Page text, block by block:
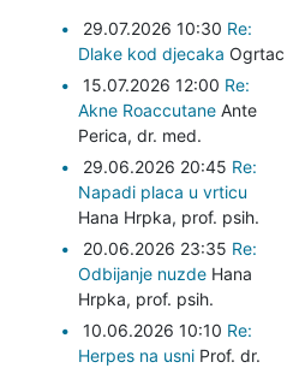
29.07.2026 10:30 Re:
Dlake kod djecaka Ogrtac
15.07.2026 12:00 Re:
Akne Roaccutane Ante
Perica, dr. med.
29.06.2026 20:45 Re:
Napadi placa u vrticu
Hana Hrpka, prof. psih.
20.06.2026 23:35 Re:
Odbijanje nuzde Hana
Hrpka, prof. psih.
10.06.2026 10:10 Re:
Herpes na usni Prof. dr.